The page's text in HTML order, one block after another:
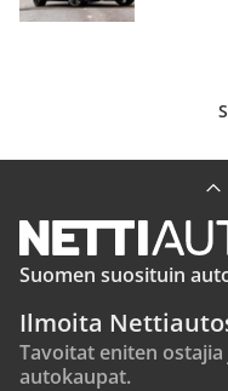
Suomen suosituin
Ilmoita
Tavoitat eniten
autokaupat.